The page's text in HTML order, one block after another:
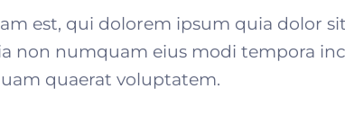
est, qui dolorem ipsum quia dolor
non numquam eius modi tempora
quaerat voluptatem.